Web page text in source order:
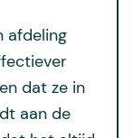
afdeling
dat ze in
aan de